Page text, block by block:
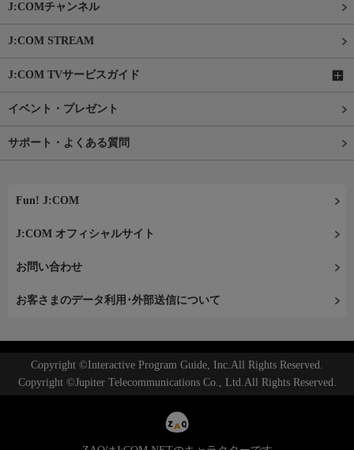
J:COMチャンネル
J:COM STREAM
J:COM TVサービスガイド
イベント・プレゼント
サポート・よくある質問
Fun! J:COM
J:COM オフィシャルサイト
お問い合わせ
お客さまのデータ利用･外部送信について
Copyright ©Interactive Program Guide, Inc.All Rights Reserved.
Copyright ©Jupiter Telecommunications Co., Ltd.All Rights Reserved.